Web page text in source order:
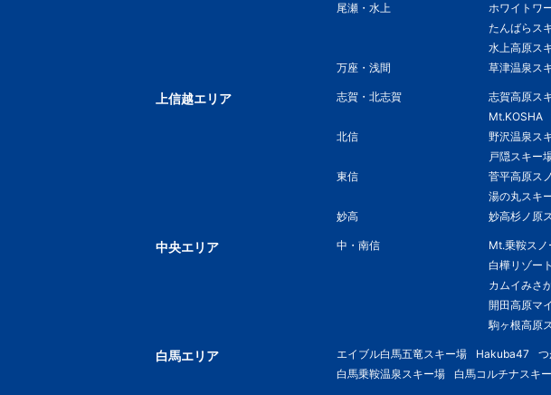
尾瀬・水上
ホワイトワ
たんばらス
水上高原ス
万座・浅間
草津温泉ス
上信越エリア 志賀・北志賀 志賀高原ス
Mt.KOSHA
北信
野沢温泉ス
戸隠スキー
東信
菅平高原ス
湯の丸スキ
妙高
妙高杉ノ原
中央エリア 中・南信 Mt.乗鞍スノ
白樺リゾー
カムイみさ
開田高原マ
駒ヶ根高原
白馬エリア エイブル白馬五竜スキー場 Hakuba47
白馬乗鞍温泉スキー場
白馬コルチナスキ